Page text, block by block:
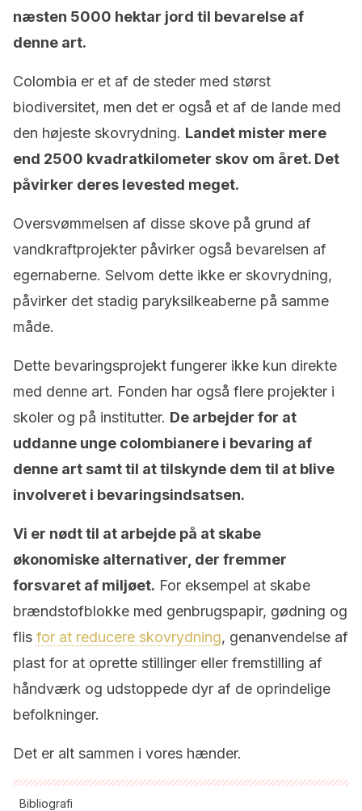
næsten 5000 hektar jord til bevarelse af
denne art.
Colombia er et af de steder med størst
biodiversitet, men det er også et af de lande med
den højeste skovrydning. Landet mister mere
end 2500 kvadratkilometer skov om året. Det
påvirker deres levested meget.
Oversvømmelsen af ​​disse skove på grund af
vandkraftprojekter påvirker også bevarelsen af
egernaberne. Selvom dette ikke er skovrydning,
påvirker det stadig paryksilkeaberne på samme
måde.
Dette bevaringsprojekt fungerer ikke kun direkte
med denne art. Fonden har også flere projekter i
skoler og på institutter. De arbejder for at
uddanne unge colombianere i bevaring af
denne art samt til at tilskynde dem til at blive
involveret i bevaringsindsatsen.
Vi er nødt til at arbejde på at skabe
økonomiske alternativer, der fremmer
forsvaret af miljøet. For eksempel at skabe
brændstofblokke med genbrugspapir, gødning og
flis for at reducere skovrydning, genanvendelse af
plast for at oprette stillinger eller fremstilling af
håndværk og udstoppede dyr af de oprindelige
befolkninger.
Det er alt sammen i vores hænder.
Bibliografi